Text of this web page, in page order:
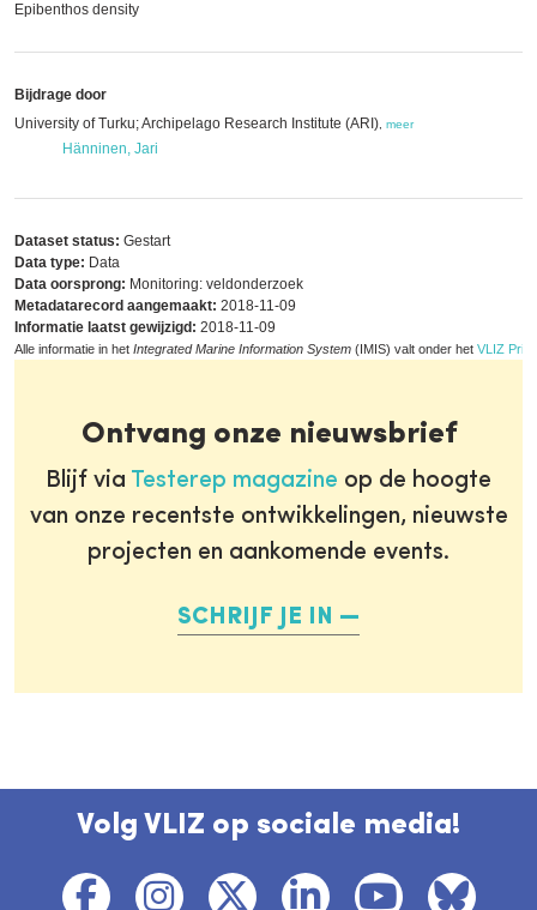
Epibenthos density
Bijdrage door
University of Turku; Archipelago Research Institute (ARI) meer
Hänninen, Jari
Dataset status: Gestart
Data type: Data
Data oorsprong: Monitoring: veldonderzoek
Metadatarecord aangemaakt: 2018-11-09
Informatie laatst gewijzigd: 2018-11-09
Alle informatie in het Integrated Marine Information System (IMIS) valt onder het VLIZ
Ontvang onze nieuwsbrief
Blijf via Testerep magazine op de hoogte
van onze recentste ontwikkelingen, nieuwste
projecten en aankomende events.
SCHRIJF JE IN
Volg VLIZ op sociale media!